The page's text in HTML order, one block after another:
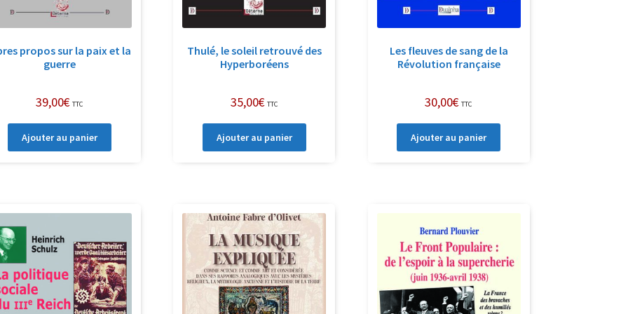
propos sur la paix et la
guerre
39,00€ TTC
Ajouter au panier
Thulé, le soleil retrouvé des
Hyperboréens
35,00€ TTC
Ajouter au panier
Les fleuves de sang de la
Révolution française
30,00€ TTC
Ajouter au panier